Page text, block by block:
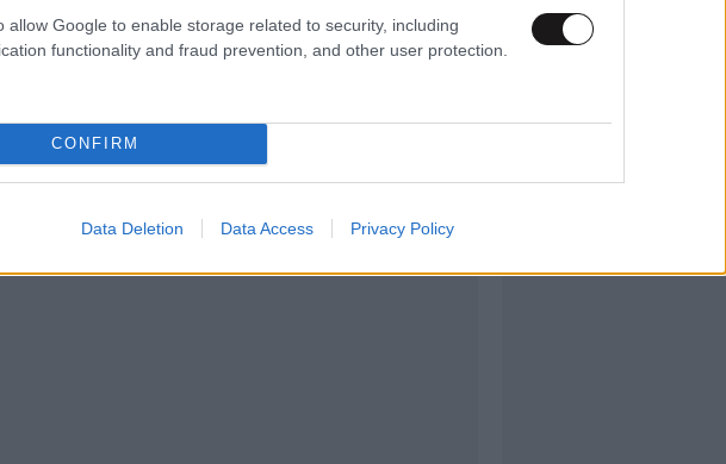
allow Google to enable storage related to security, including
functionality and fraud prevention, and other user protection.
CONFIRM
Data Deletion Data Access Privacy Policy
το 1-0 και όλα έδειχναν ότι θα έπαιρνε τη
έκανε το 1-1 και την τιμώρησε για τις
βαθμό στο Κατάρ.